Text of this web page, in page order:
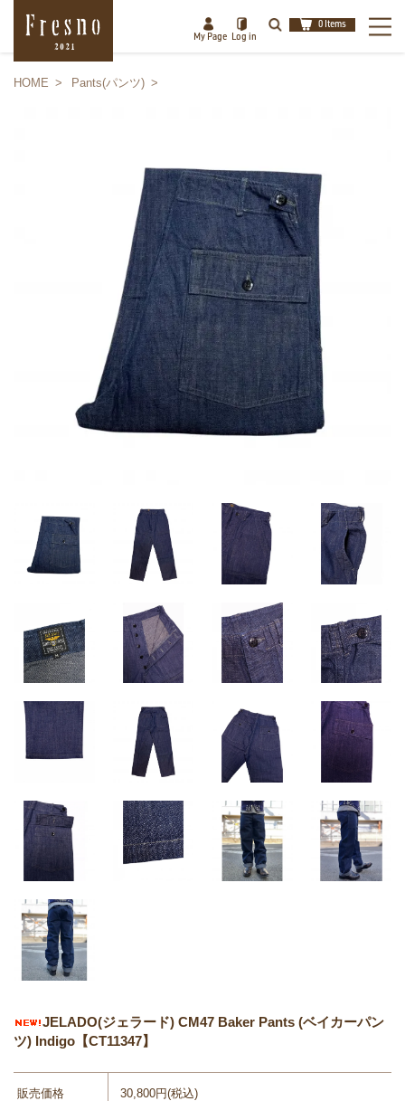
My Page Log in
0 Items
HOME Pants(パンツ)
JELADO(ジェラード) CM47 Baker Pants (ベイカーパン
ツ) Indigo【CT11347】
販売価格 30,800円(税込)